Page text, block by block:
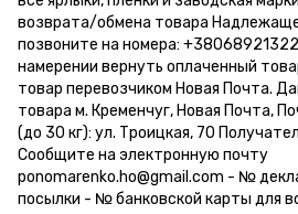
возврата/обмена товара
позвоните на номера:
намерении вернуть оплаченный
товар перевозчиком Новая Почта.
товара м. Кременчуг, Новая Почта,
(до 30 кг): ул. Троицкая, 70
Сообщите на электронную почту
ponomarenko.ho@gmail.com - №
посылки - № банковской карты для